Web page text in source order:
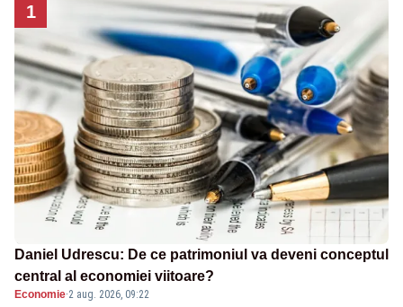
1
Daniel Udrescu: De ce patrimoniul va deveni conceptul
central al economiei viitoare?
Economie·2 aug. 2026, 09:22